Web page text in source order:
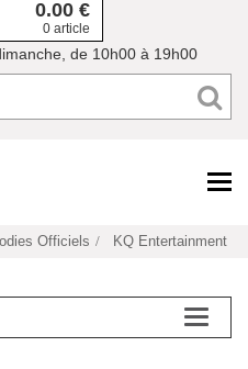
0.00 €
0 article
de 10h00 à 19h00
Officiels KQ Entertainment